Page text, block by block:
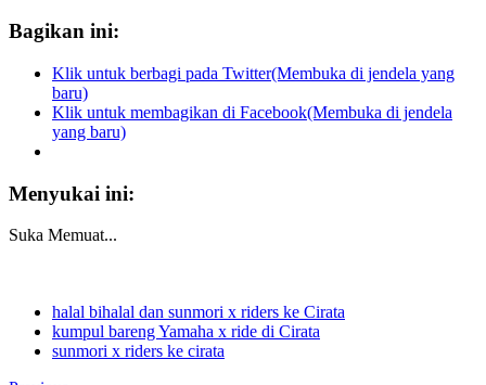
Bagikan ini:
Klik untuk berbagi pada Twitter(Membuka di jendela yang
baru)
Klik untuk membagikan di Facebook(Membuka di jendela
yang baru)
Menyukai ini:
Suka Memuat...
halal bihalal dan sunmori x riders ke Cirata
kumpul bareng Yamaha x ride di Cirata
sunmori x riders ke cirata